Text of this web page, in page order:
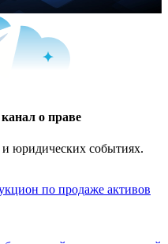
о праве
юридических событиях.
по продаже активов